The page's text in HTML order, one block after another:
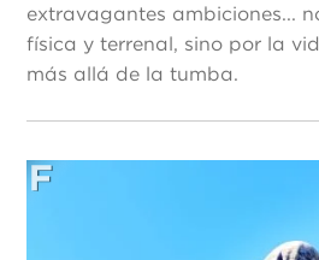
extravagantes ambiciones...
física y terrenal, sino por la
más allá de la tumba.